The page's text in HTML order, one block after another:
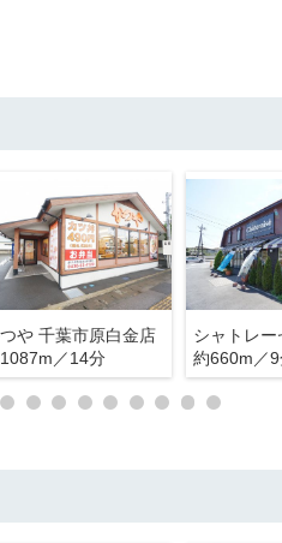
や 千葉市原白金店
／14分
シャトレ
約660m／